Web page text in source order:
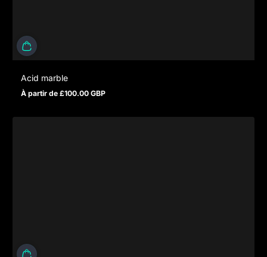
Acid marble
Prix normal
À partir de £100.00 GBP